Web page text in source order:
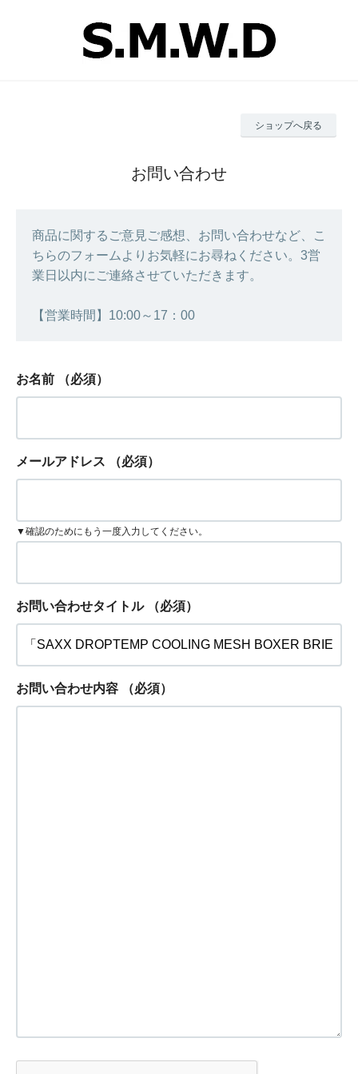
ショップへ戻る
お問い合わせ
商品に関するご意見ご感想、お問い合わせなど、こ
ちらのフォームよりお気軽にお尋ねください。3営
業日以内にご連絡させていただきます。
【営業時間】10:00～17：00
お名前 （必須）
メールアドレス （必須）
▼確認のためにもう一度入力してください。
お問い合わせタイトル （必須）
お問い合わせ内容 （必須）